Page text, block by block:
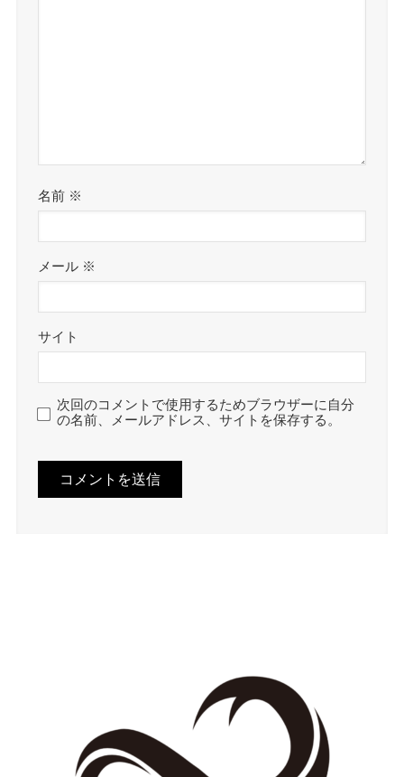
名前 ※
メール ※
サイト
次回のコメントで使用するためブラウザーに自分
の名前、メールアドレス、サイトを保存する。